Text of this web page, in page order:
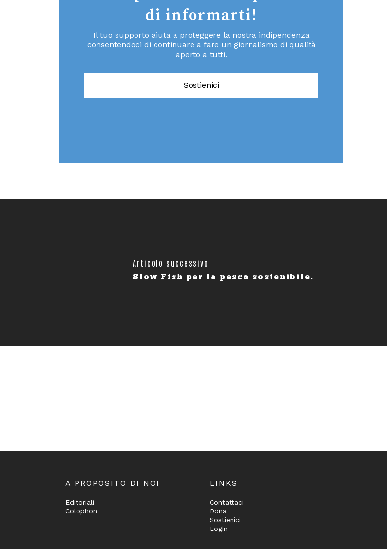
di informarti!
Il tuo supporto aiuta a proteggere la nostra indipendenza
consentendoci di continuare a fare un giornalismo di qualità
aperto a tutti.
Sostienici
Articolo successivo
Slow Fish per la pesca sostenibile.
A PROPOSITO DI NOI
Editoriali
Colophon
LINKS
Contattaci
Dona
Sostienici
Login